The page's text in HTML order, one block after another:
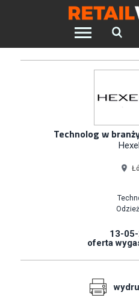
Znajdź pracę
Chcesz być na bieżąco z
Technolog w
13-
oferta